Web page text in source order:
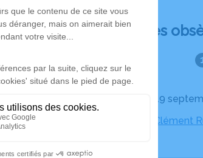
Déroulé des
Le mardi 19
Eglise St Clément